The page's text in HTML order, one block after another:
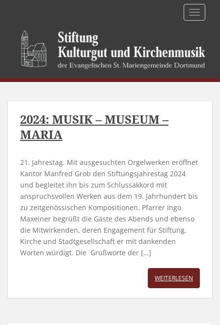
2024: MUSIK – MUSEUM –
MARIA
21. Jahrestag. Mit ausgesuchten Orgelwerken eröffnet
Kantor Manfred Grob den Stiftungsjahrestag 2024
und begleitet ihn bis zum Schlussakkord mit
anspruchsvollen Werken aus dem 19. Jahrhundert bis
zu zeitgenössischen Kompositionen. Pfarrer Ingo
Maxeiner begrüßt die Gäste des Abends und ebenso
die Mitwirkenden, deren Engagement für Stiftung,
Kirche und Stadtgesellschaft er mit dankenden
Worten würdigt. Die Grußworte der […]
WEITERLESEN